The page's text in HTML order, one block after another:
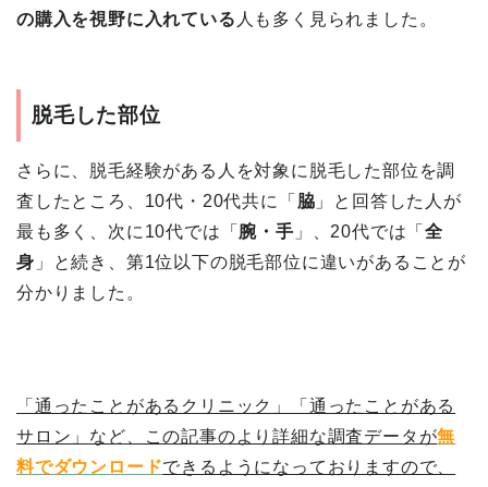
の購入を視野に入れている 人も多く見られました。
脱毛した部位
さらに、脱毛経験がある人を対象に脱毛した部位を調
査したところ、10代・20代共に「 脇 」と回答した人が
最も多く、次に10代では「 腕・手 」、20代では「全
身 」と続き、第1位以下の脱毛部位に違いがあることが
分かりました。
「通ったことがあるクリニック」「通ったことがある
サロン」など、この記事のより詳細な調査データが無
料でダウンロードできるようになっておりますので、